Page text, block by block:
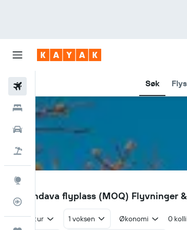
Søk
Hoteller
Leiebiler
Pakkereiser
Flysporer
MOQ
Morondava flyplass (MOQ) Flyvninger
Tur/retur 1 voksen Økonomi 0 kolli